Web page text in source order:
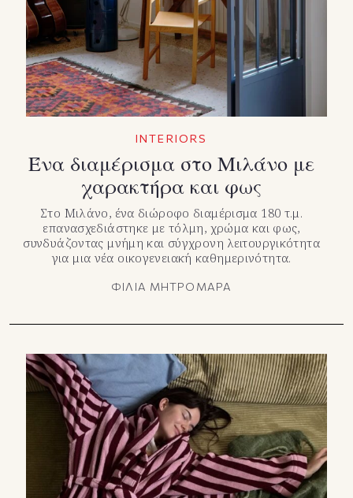
INTERIORS
Ένα διαμέρισμα στο Μιλάνο με
χαρακτήρα και φως
Στο Μιλάνο, ένα διώροφο διαμέρισμα 180 τ.μ.
επανασχεδιάστηκε με τόλμη, χρώμα και φως,
συνδυάζοντας μνήμη και σύγχρονη λειτουργικότητα
για μια νέα οικογενειακή καθημερινότητα.
ΦΙΛΙΑ ΜΗΤΡΟΜΑΡΑ